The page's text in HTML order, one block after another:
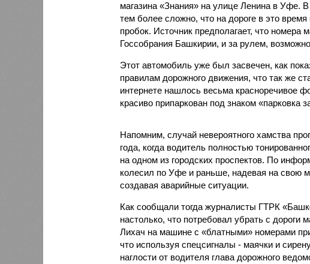
магазина «Знания» на улице Ленина в Уфе.
тем более сложно, что на дороге в это
пробок. Источник предполагает, что
Госсобрания Башкирии, и за рулем,
Этот автомобиль уже был засвечен, как
правилам дорожного движения, что так же
интернете нашлось весьма красноречивое
красиво припаркован под знаком «парковка
Напомним, случай невероятного хамства
года, когда водитель полностью
на одном из городских проспектов. По
колесил по Уфе и раньше, надевая на свою
создавая аварийные ситуации.
Как сообщали тогда журналисты ГТРК
настолько, что потребовал убрать с дороги
Лихач на машине с «блатными» номерами
что используя спецсигналы - маячки и
наглости от водителя глава дорожного